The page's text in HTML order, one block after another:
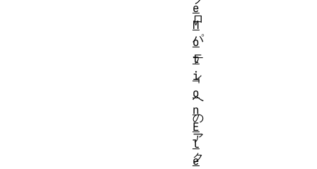
ロ
パ
テ
ィ
へ
の
ア
ク
e
M
o
t
i
o
n
E
l
e